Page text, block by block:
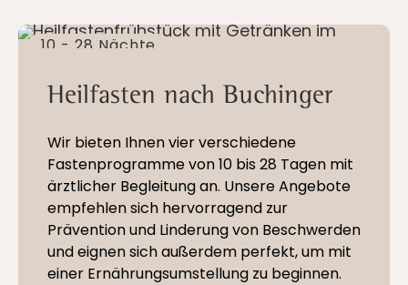
10 - 28 Nächte
Heilfasten nach Buchinger
Wir bieten Ihnen vier verschiedene
Fastenprogramme von 10 bis 28 Tagen mit
ärztlicher Begleitung an. Unsere Angebote
empfehlen sich hervorragend zur
Prävention und Linderung von Beschwerden
und eignen sich außerdem perfekt, um mit
einer Ernährungsumstellung zu beginnen.